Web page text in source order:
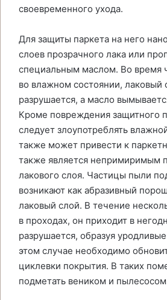
своевременного ухода.
Для защиты паркета на него
слоев прозрачного лака или
специальным маслом. Во время
во влажном состоянии, лаковый
разрушается, а масло
Кроме повреждения защитного
следует злоупотреблять
также может привести к
также является непримиримым
лакового слоя. Частицы пыли
возникают как абразивный
лаковый слой. В течение
в проходах, он приходит в
разрушается, образуя
этом случае необходимо
циклевки покрытия. В таких
подметать веником и